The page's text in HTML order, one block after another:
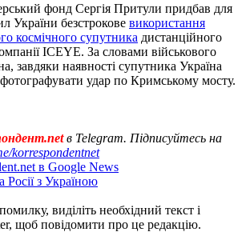
фонд Сергія Притули придбав для
України безстрокове використання
космічного супутника дистанційного
ICEYE. За словами військового
завдяки наявності супутника Україна
удар по Кримському мосту.
в Telegram. Підписуйтесь на
korrespondentnet
в Google News
Росії з Україною
виділіть необхідний текст і
щоб повідомити про це редакцію.